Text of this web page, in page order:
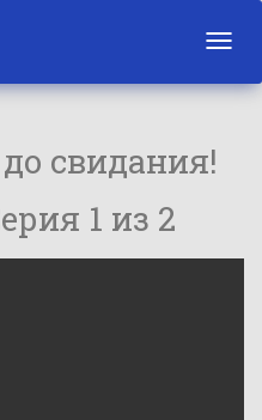
свидания!
1 из 2